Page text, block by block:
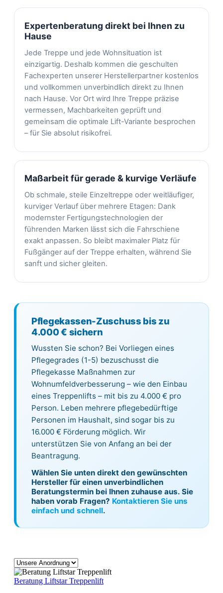
Expertenberatung direkt bei Ihnen zu
Hause
Jede Treppe und jede Wohnsituation ist
einzigartig. Deshalb kommen die geschulten
Fachexperten unserer Herstellerpartner kostenlos
und vollkommen unverbindlich direkt zu Ihnen
nach Hause. Vor Ort wird Ihre Treppe präzise
vermessen, Machbarkeiten geprüft und
gemeinsam die optimale Lift-Variante besprochen
– für Sie absolut risikofrei.
Maßarbeit für gerade & kurvige Verläufe
Ob schmale, steile Einzeltreppe oder weitläufiger,
kurviger Verlauf über mehrere Etagen: Dank
modernster Fertigungstechnologien der
führenden Marken lässt sich die Fahrschiene
exakt anpassen. So bleibt maximaler Platz für
Fußgänger auf der Treppe erhalten, während Sie
sanft und sicher gleiten.
Pflegekassen-Zuschuss bis zu
4.000 € sichern
Wussten Sie schon? Bei Vorliegen eines
Pflegegrades (1-5) bezuschusst die
Pflegekasse Maßnahmen zur
Wohnumfeldverbesserung – wie den Einbau
eines Treppenlifts – mit bis zu 4.000 € pro
Person. Leben mehrere pflegebedürftige
Personen im Haushalt, sind sogar bis zu
16.000 € Förderung möglich. Wir
unterstützen Sie von Anfang an bei der
Beantragung.
Wählen Sie unten direkt den gewünschten
Hersteller für einen unverbindlichen
Beratungstermin bei Ihnen zuhause aus. Sie
haben vorab Fragen? Kontaktieren Sie uns
einfach und schnell.
Beratung Liftstar Treppenlift